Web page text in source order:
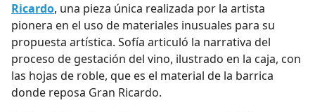
Ricardo, una pieza única realizada por la artista
pionera en el uso de materiales inusuales para su
propuesta artística. Sofía articuló la narrativa del
proceso de gestación del vino, ilustrado en la caja, con
las hojas de roble, que es el material de la barrica
donde reposa Gran Ricardo.